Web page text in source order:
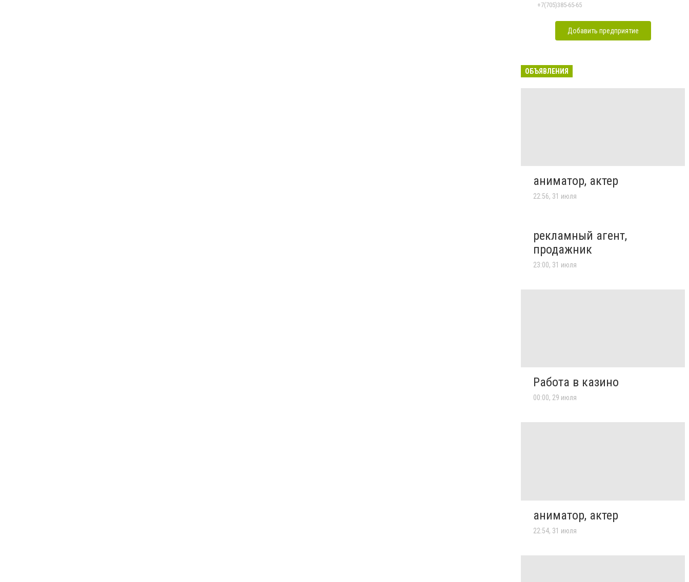
+7(705)385-65-65
Добавить предприятие
ОБЪЯВЛЕНИЯ
аниматор, актер
22:56, 31 июля
рекламный агент,
продажник
23:00, 31 июля
Работа в казино
00:00, 29 июля
аниматор, актер
22:54, 31 июля